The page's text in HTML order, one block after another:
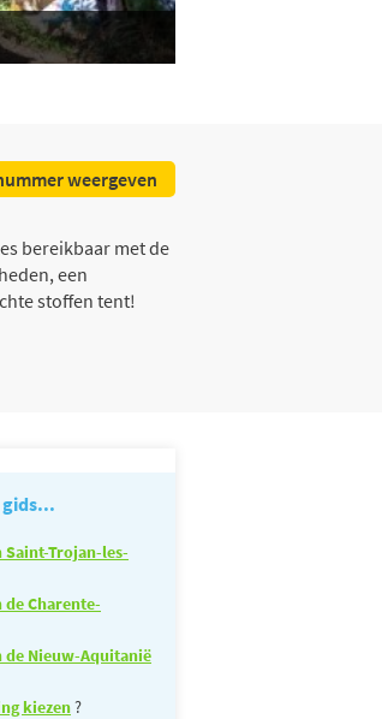
weergeven
bereikbaar met de
een
stoffen tent!
Trojan-les-
Charente-
de Nieuw-Aquitanië
kiezen?